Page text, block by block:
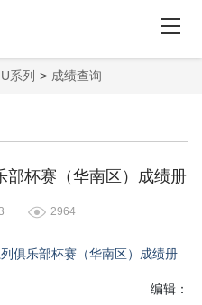
U系列 成绩查询
部杯赛（华南区）成绩册
2964
俱乐部杯赛（华南区）成绩册
编辑：